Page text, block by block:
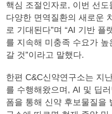
핵심 조절인자로, 이번 선
다양한 면역질환의 새로운
로 기대된다”며 “AI 기반 플
를 지속해 미충족 수요가
갈 것”이라고 말했다.
한편 C&C신약연구소는 지
를 수행해왔으며, AI 및 딥
폼을 통해 신약 후보물질을